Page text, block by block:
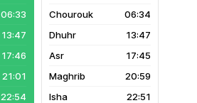
06:33
13:47
17:46
21:01
22:54
06:34
13:47
17:45
20:59
22:51